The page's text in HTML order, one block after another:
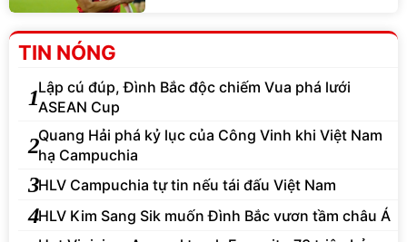
TIN NÓNG
1Lập cú đúp, Đình Bắc độc chiếm Vua phá lưới
ASEAN Cup
2Quang Hải phá kỷ lục của Công Vinh khi Việt Nam
hạ Campuchia
3HLV Campuchia tự tin nếu tái đấu Việt Nam
4HLV Kim Sang Sik muốn Đình Bắc vươn tầm châu Á